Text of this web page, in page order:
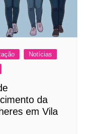
Notícias
da
em Vila